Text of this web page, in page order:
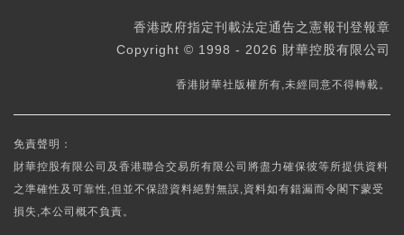
香港政府指定刊載法定通告之憲報刊登報章
Copyright © 1998 - 2026 財華控股有限公司
香港財華社版權所有,未經同意不得轉載。
免責聲明：
財華控股有限公司及香港聯合交易所有限公司將盡力確保彼等所提供資料
之準確性及可靠性,但並不保證資料絕對無誤,資料如有錯漏而令閣下蒙受
損失,本公司概不負責。